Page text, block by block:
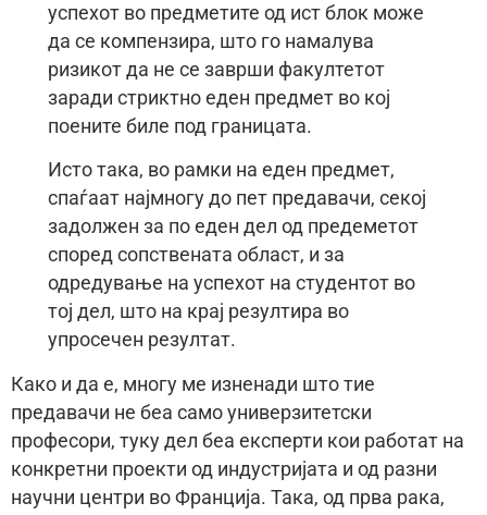
успехот во предметите од ист блок може
да се компензира, што го намалува
ризикот да не се заврши факултетот
заради стриктно еден предмет во кој
поените биле под границата.
Исто така, во рамки на еден предмет,
спаѓаат најмногу до пет предавачи, секој
задолжен за по еден дел од предеметот
според сопствената област, и за
одредување на успехот на студентот во
тој дел, што на крај резултира во
упросечен резултат.
Како и да е, многу ме изненади што тие
предавачи не беа само универзитетски
професори, туку дел беа експерти кои работат на
конкретни проекти од индустријата и од разни
научни центри во Франција. Така, од прва рака,